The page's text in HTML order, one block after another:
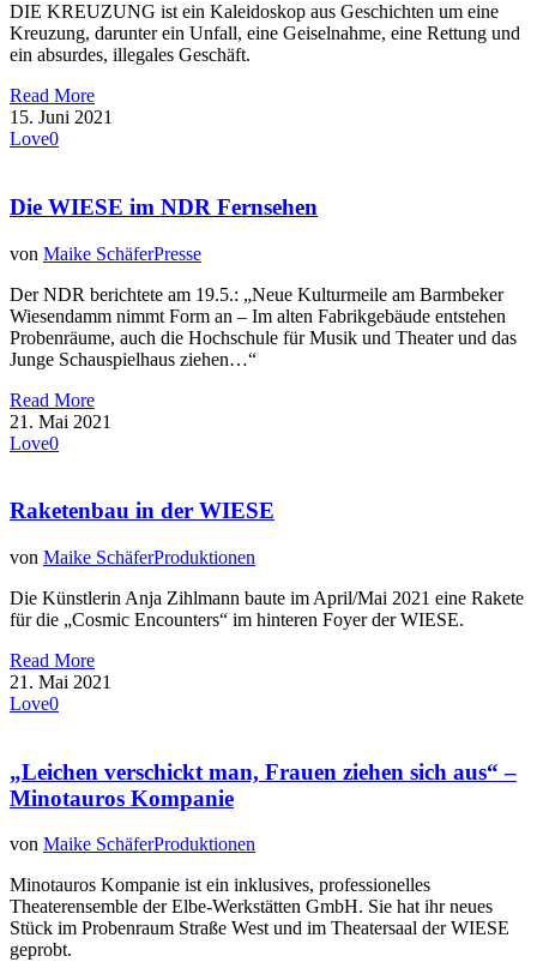
DIE KREUZUNG ist ein Kaleidoskop aus Geschichten um eine
Kreuzung, darunter ein Unfall, eine Geiselnahme, eine Rettung und
ein absurdes, illegales Geschäft.
Read More
15. Juni 2021
Love0
Die WIESE im NDR Fernsehen
von Maike SchäferPresse
Der NDR berichtete am 19.5.: „Neue Kulturmeile am Barmbeker
Wiesendamm nimmt Form an – Im alten Fabrikgebäude entstehen
Probenräume, auch die Hochschule für Musik und Theater und das
Junge Schauspielhaus ziehen…“
Read More
21. Mai 2021
Love0
Raketenbau in der WIESE
von Maike SchäferProduktionen
Die Künstlerin Anja Zihlmann baute im April/Mai 2021 eine Rakete
für die „Cosmic Encounters“ im hinteren Foyer der WIESE.
Read More
21. Mai 2021
Love0
„Leichen verschickt man, Frauen ziehen sich aus“ –
Minotauros Kompanie
von Maike SchäferProduktionen
Minotauros Kompanie ist ein inklusives, professionelles
Theaterensemble der Elbe-Werkstätten GmbH. Sie hat ihr neues
Stück im Probenraum Straße West und im Theatersaal der WIESE
geprobt.